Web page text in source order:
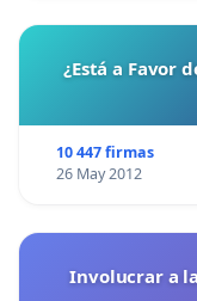
¿Está a Favor
10 447 firmas
26 May 2012
Involucrar a